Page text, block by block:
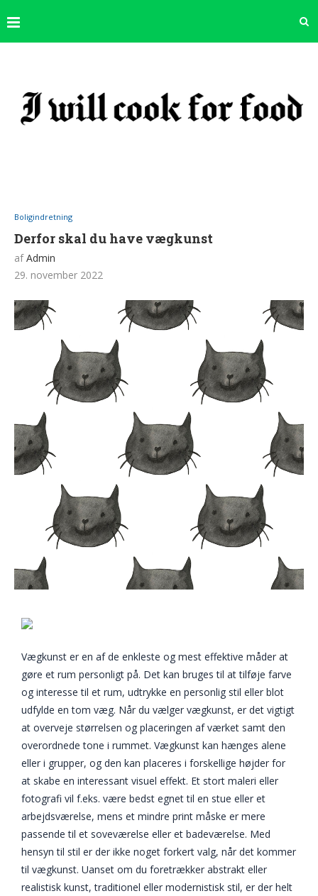
Boligindretning
Derfor skal du have vægkunst
afAdmin
29. november 2022
Vægkunst er en af de enkleste og mest effektive måder at
gøre et rum personligt på. Det kan bruges til at tilføje farve
og interesse til et rum, udtrykke en personlig stil eller blot
udfylde en tom væg. Når du vælger vægkunst, er det vigtigt
at overveje størrelsen og placeringen af værket samt den
overordnede tone i rummet. Vægkunst kan hænges alene
eller i grupper, og den kan placeres i forskellige højder for
at skabe en interessant visuel effekt. Et stort maleri eller
fotografi vil f.eks. være bedst egnet til en stue eller et
arbejdsværelse, mens et mindre print måske er mere
passende til et soveværelse eller et badeværelse. Med
hensyn til stil er der ikke noget forkert valg, når det kommer
til vægkunst. Uanset om du foretrækker abstrakt eller
realistisk kunst, traditionel eller modernistisk stil, er der helt